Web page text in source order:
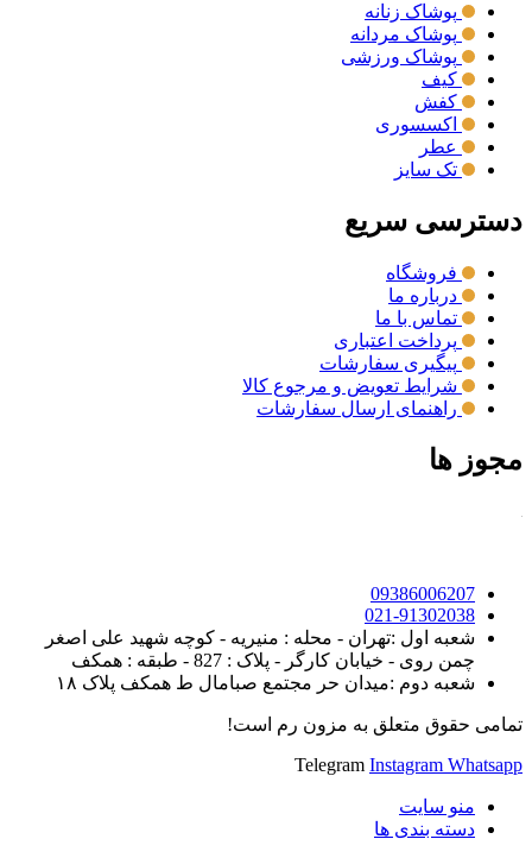
پوشاک زنانه
پوشاک مردانه
پوشاک ورزشی
کیف
کفش
اکسسوری
عطر
تک سایز
دسترسی سریع
فروشگاه
درباره ما
تماس با ما
پرداخت اعتباری
پیگیری سفارشات
شرایط تعویض و مرجوع کالا
راهنمای ارسال سفارشات
مجوز ها
09386006207
021-91302038
شعبه اول :تهران - محله : منیریه - کوچه شهید علی اصغر
چمن روی - خیابان کارگر - پلاک : 827 - طبقه : همکف
شعبه دوم :میدان حر مجتمع صبامال ط همکف پلاک ۱۸
تمامی حقوق متعلق به مزون رم است!
Telegram Instagram Whatsapp
منو سایت
دسته بندی ها